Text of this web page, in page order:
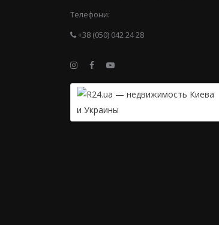
Телефони:
+38 (050) 042 24 28